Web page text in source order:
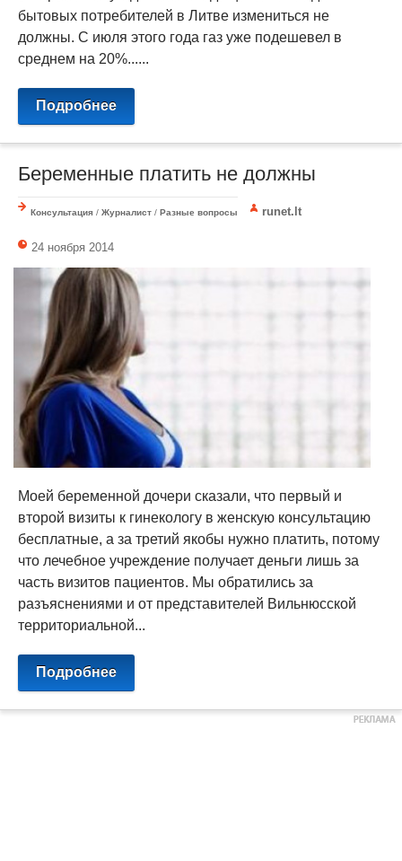
бытовых потребителей в Литве измениться не
должны. С июля этого года газ уже подешевел в
среднем на 20%......
Подробнее
Беременные платить не должны
Консультация / Журналист / Разные вопросы runet.lt
24 ноября 2014
Моей беременной дочери сказали, что первый и
второй визиты к гинекологу в женскую консультацию
бесплатные, а за третий якобы нужно платить, потому
что лечебное учреждение получает деньги лишь за
часть визитов пациентов. Мы обратились за
разъяснениями и от представителей Вильнюсской
территориальной...
Подробнее